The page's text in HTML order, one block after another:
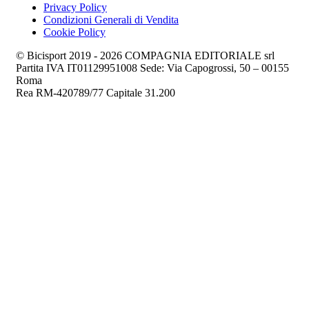
Privacy Policy
Condizioni Generali di Vendita
Cookie Policy
© Bicisport 2019 - 2026 COMPAGNIA EDITORIALE srl
Partita IVA IT01129951008 Sede: Via Capogrossi, 50 – 00155
Roma
Rea RM-420789/77 Capitale 31.200